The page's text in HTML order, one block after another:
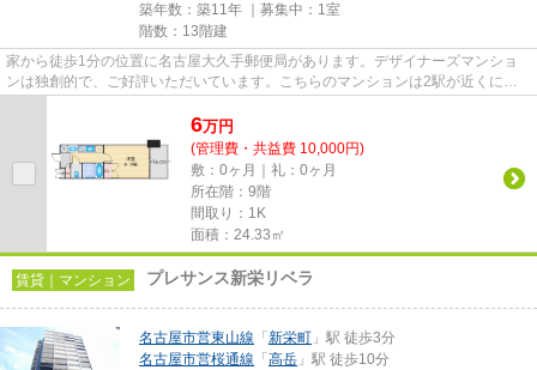
築年数：築11年 ｜募集中： 1室
階数：13階建
家から徒歩1分の位置に名古屋大久手郵便局があります。デザイナーズマンショ
ンは独創的で、ご好評いただいています。こちらのマンションは2駅が近くにあ
6万円
(管理費・共益費 10,000円)
敷：0ヶ月｜礼：0ヶ月
所在階：9階
間取り：1K
面積：24.33㎡
賃貸｜マンション プレサンス新栄リベラ
名古屋市営東山線 「 新栄町 」駅 徒歩3分
名古屋市営桜通線 「 高岳 」駅 徒歩10分